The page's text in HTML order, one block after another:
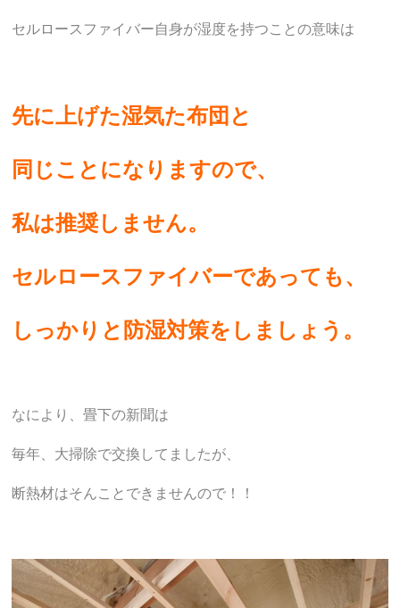
セルロースファイバー自身が湿度を持つことの意味は
先に上げた湿気た布団と
同じことになりますので、
私は推奨しません。
セルロースファイバーであっても、
しっかりと防湿対策をしましょう。
なにより、畳下の新聞は
毎年、大掃除で交換してましたが、
断熱材はそんことできませんので！！